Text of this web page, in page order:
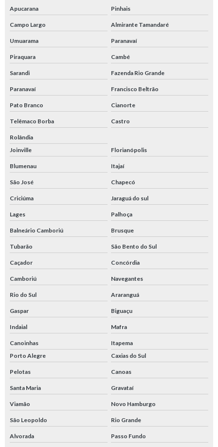
Apucarana Pinhais
Campo Largo Almirante Tamandaré
Umuarama Paranavaí
Piraquara Cambé
Sarandi Fazenda Rio Grande
Paranavaí Francisco Beltrão
Pato Branco Cianorte
Telêmaco Borba Castro
Rolândia
Joinville
Florianópolis
Blumenau Itajaí
São José Chapecó
Criciúma Jaraguá do sul
Lages Palhoça
Balneário Camboriú Brusque
Tubarão São Bento do Sul
Caçador Concórdia
Camboriú Navegantes
Rio do Sul Araranguá
Gaspar Biguaçu
Indaial Mafra
Canoinhas
Itapema
Porto Alegre
Caxias do Sul
Pelotas Canoas
Santa Maria Gravataí
Viamão Novo Hamburgo
São Leopoldo Rio Grande
Alvorada Passo Fundo